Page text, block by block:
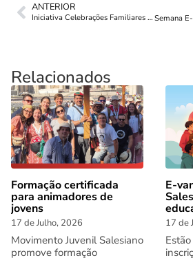
ANTERIOR
Iniciativa Celebrações Familiares chega ao fim
Relacionados
Formação certificada
para animadores de
jovens
17 de Julho, 2026
Movimento Juvenil Salesiano
promove formação
E-
17 de